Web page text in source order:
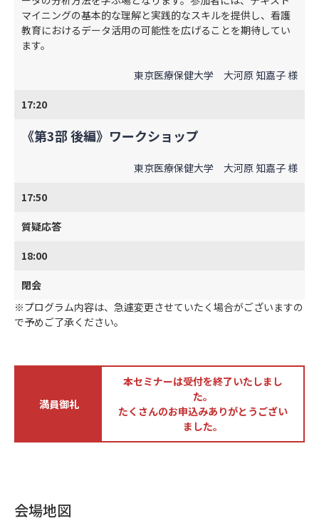
マイニングの基本的な理解と実践的なスキルを提供し、看護
教育におけるデータ活用の可能性を広げることを期待してい
ます。
東京医療保健大学 大河原 知嘉子 様
17:20
《第3部 後編》ワークショップ
東京医療保健大学 大河原 知嘉子 様
17:50
質疑応答
18:00
閉会
※プログラム内容は、急遽変更させていたく場合がございますの
で予めご了承ください。
満員御礼
本セミナーは受付を終了いたしまし
た。
たくさんのお申込みありがとうござい
ました。
会場地図